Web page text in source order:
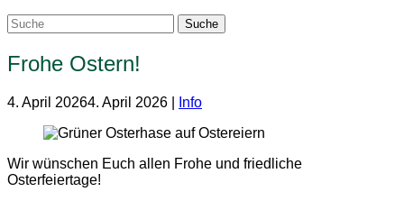
Frohe Ostern!
4. April 20264. April 2026 Info
Wir wünschen Euch allen Frohe und friedliche
Osterfeiertage!